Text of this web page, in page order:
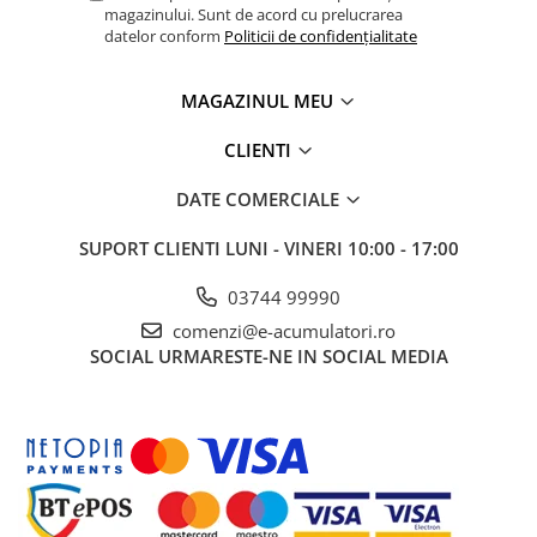
Statii de incarcare EV
magazinului. Sunt de acord cu prelucrarea
datelor conform Politicii de confidențialitate
MAGAZINUL MEU
CLIENTI
DATE COMERCIALE
SUPORT CLIENTI LUNI - VINERI 10:00 - 17:00
03744 99990
comenzi@e-acumulatori.ro
SOCIAL URMARESTE-NE IN SOCIAL MEDIA